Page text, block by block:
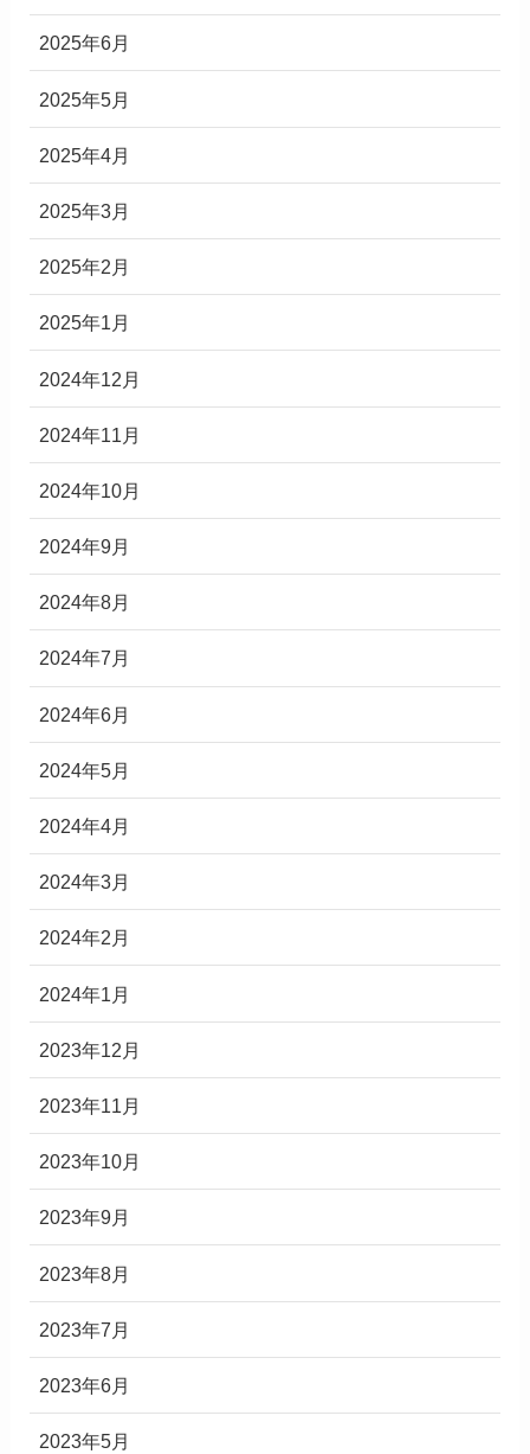
2025年6月
2025年5月
2025年4月
2025年3月
2025年2月
2025年1月
2024年12月
2024年11月
2024年10月
2024年9月
2024年8月
2024年7月
2024年6月
2024年5月
2024年4月
2024年3月
2024年2月
2024年1月
2023年12月
2023年11月
2023年10月
2023年9月
2023年8月
2023年7月
2023年6月
2023年5月